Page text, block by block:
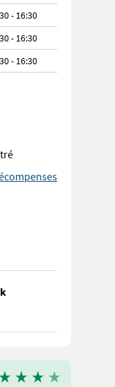
- 16:30
- 16:30
- 16:30